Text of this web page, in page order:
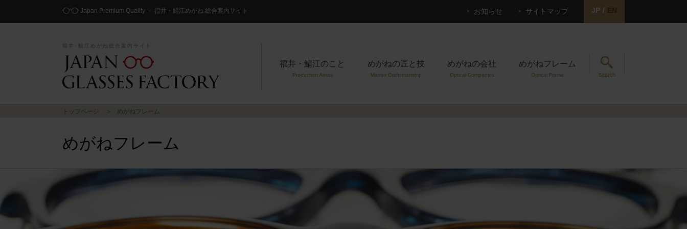
Japan Premium Quality － 福井・鯖江めがね 総合案内サイト お知らせ サイトマップ JP /
福井･鯖江めがね総合案内サイト
福井・鯖江のこと
Production Areas
めがねの匠と技
Master Craftsmanship
めがねの会社
Optical Companies
めがねフレーム
Optical Frame
トップページ めがねフレーム
めがねフレーム